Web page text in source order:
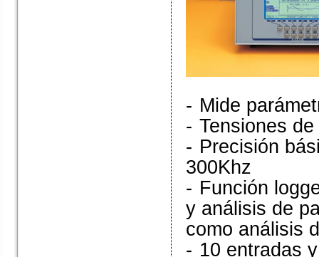
- Mide
- Tensiones
- Precisión
300Khz
- Función
y análisis de
como análisis
- 10 entradas